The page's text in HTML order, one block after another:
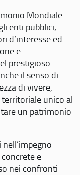
Mondiale
enti pubblici,
d’interesse ed
e
prestigioso
il senso di
di vivere,
unico al
un patrimonio
e
nei confronti